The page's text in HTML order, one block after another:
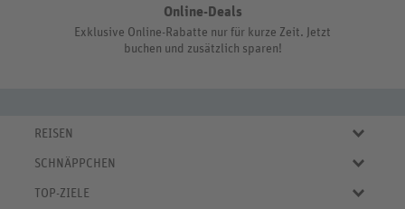
Online-Deals
Exklusive Online-Rabatte nur für kurze Zeit. Jetzt
buchen und zusätzlich sparen!
REISEN
Eigene Anreise
Städtereisen
SCHNÄPPCHEN
Aktuelle Reiseangebote
TOP-ZIELE